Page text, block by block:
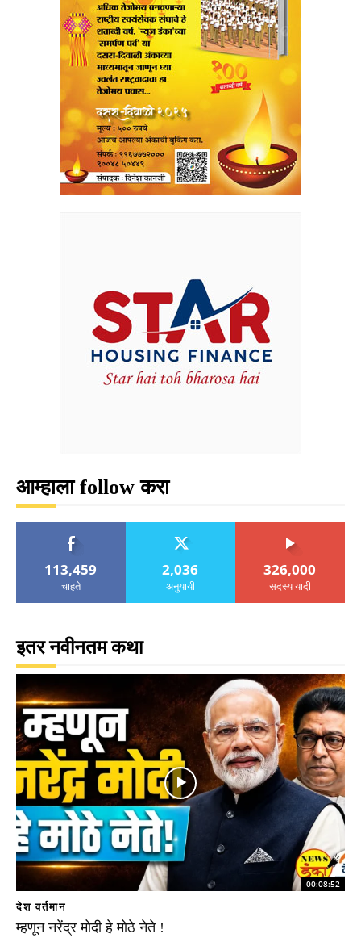
आम्हाला follow करा
113,459
चाहते
2,036
अनुयायी
326,000
सदस्य यादी
इतर नवीनतम कथा
00:08:52
देश वर्तमान
म्हणून नरेंद्र मोदी हे मोठे नेते !